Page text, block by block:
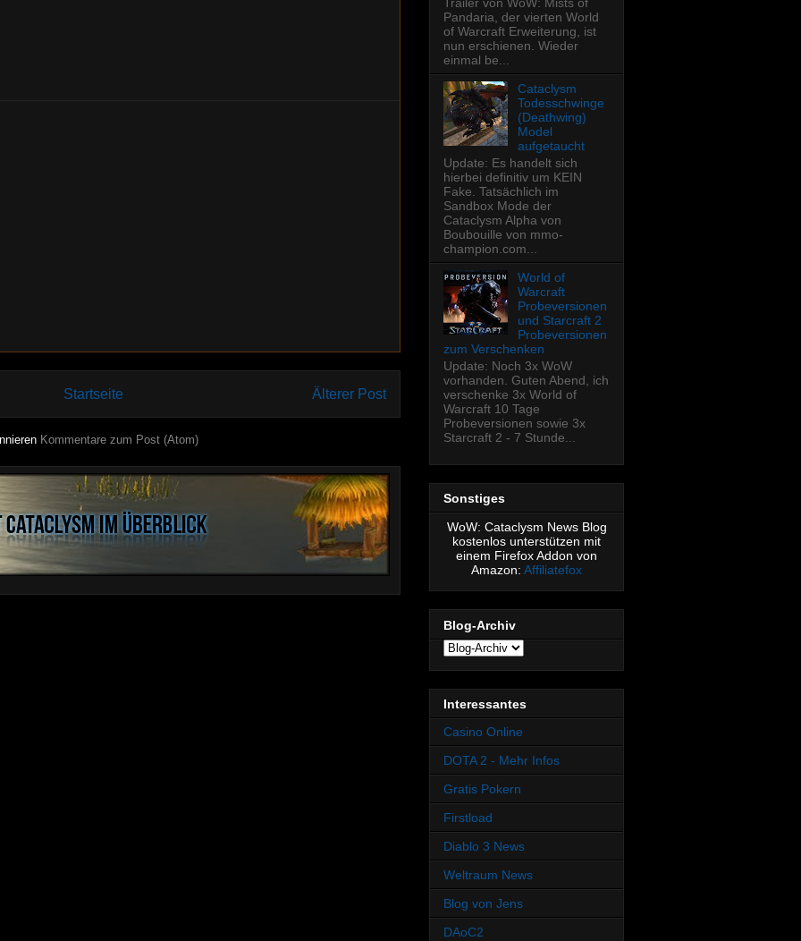
Älterer Post
Startseite
Kommentare zum Post (Atom)
Trailer von WoW: Mists of
Pandaria, der vierten World
of Warcraft Erweiterung, ist
nun erschienen. Wieder
einmal be...
Cataclysm
Todesschwinge
(Deathwing)
Model
aufgetaucht
Update: Es handelt sich
hierbei definitiv um KEIN
Fake. Tatsächlich im
Sandbox Mode der
Cataclysm Alpha von
Boubouille von mmo-
champion.com...
World of
Warcraft
Probeversionen
und Starcraft 2
Probeversionen
zum Verschenken
Update: Noch 3x WoW
vorhanden. Guten Abend, ich
verschenke 3x World of
Warcraft 10 Tage
Probeversionen sowie 3x
Starcraft 2 - 7 Stunde...
Sonstiges
WoW: Cataclysm News Blog
kostenlos unterstützen mit
einem Firefox Addon von
Amazon: Affiliatefox
Blog-Archiv
Interessantes
Casino Online
DOTA 2 - Mehr Infos
Gratis Pokern
Firstload
Diablo 3 News
Weltraum News
Blog von Jens
DAoC2